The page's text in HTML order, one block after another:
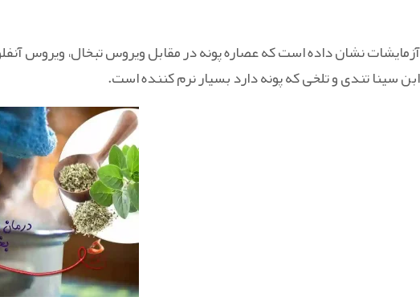
آزمایشات نشان داده است که عصاره پونه در مقابل ویروس تبخال، ویروس
ابن سینا تندی و تلخی که پونه دارد بسیار نرم کننده است.